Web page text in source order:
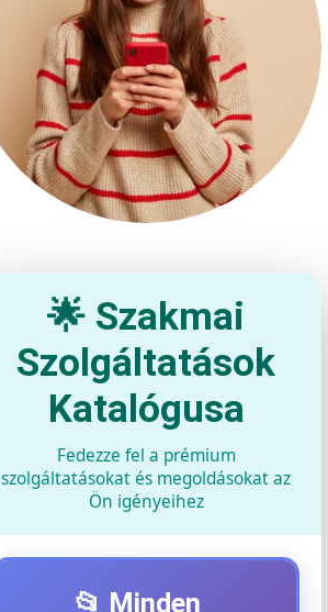
🌟 Szakmai
Szolgáltatások
Katalógusa
Fedezze fel a prémium
szolgáltatásokat és megoldásokat az
Ön igényeihez
📂 Minden